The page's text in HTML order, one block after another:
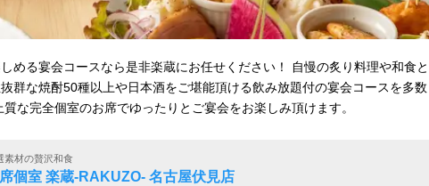
める宴会コースなら是非楽蔵にお任せください！ 自慢の炙り料理や和食と
群な焼酎50種以上や日本酒をご堪能頂ける飲み放題付の宴会コースを多数
な完全個室のお席でゆったりとご宴会をお楽しみ頂けます。
素材の贅沢和食
個室 楽蔵‐RAKUZO‐ 名古屋伏見店